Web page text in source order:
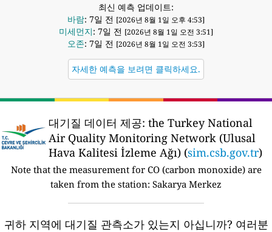
최신 예측 업데이트:
바람: 7일 전 [2026년 8월 1일 오후 4:53]
미세먼지: 7일 전 [2026년 8월 1일 오전 3:51]
오존: 7일 전 [2026년 8월 1일 오전 3:53]
자세한 예측을 보려면 클릭하세요.
대기질 데이터 제공: the Turkey National
Air Quality Monitoring Network (Ulusal
Hava Kalitesi İzleme Ağı) (sim.csb.gov.tr)
Note that the measurement for CO (carbon monoxide) are
taken from the station: Sakarya Merkez
귀하 지역에 대기질 관측소가 있는지 아십니까? 여러분